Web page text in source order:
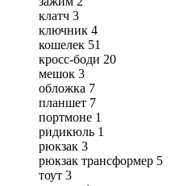
клатч 3
ключник 4
кошелек 51
кросс-боди 20
мешок 3
обложка 7
планшет 7
портмоне 1
ридикюль 1
рюкзак 3
рюкзак трансформер 5
тоут 3